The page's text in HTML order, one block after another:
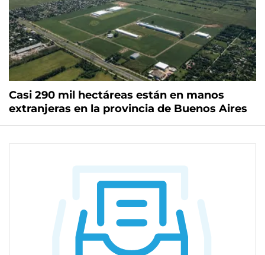
Casi 290 mil hectáreas están en manos
extranjeras en la provincia de Buenos Aires